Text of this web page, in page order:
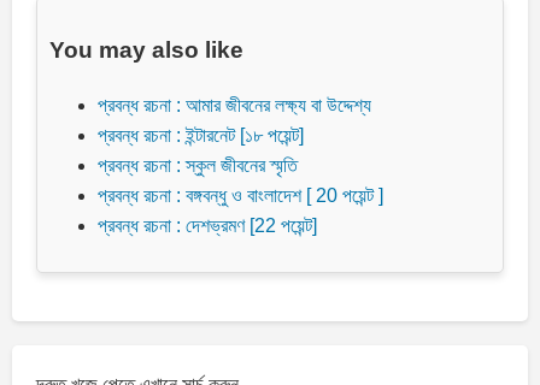
You may also like
প্রবন্ধ রচনা : আমার জীবনের লক্ষ্য বা উদ্দেশ্য
প্রবন্ধ রচনা : ইন্টারনেট [১৮ পয়েন্ট]
প্রবন্ধ রচনা : স্কুল জীবনের স্মৃতি
প্রবন্ধ রচনা : বঙ্গবন্ধু ও বাংলাদেশ [ 20 পয়েন্ট ]
প্রবন্ধ রচনা : দেশভ্রমণ [22 পয়েন্ট]